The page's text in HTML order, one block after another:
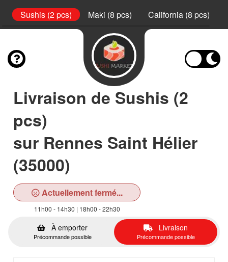
Sushis (2 pcs) Maki (8 pcs) California (8 pcs)
Livraison de Sushis (2
pcs)
sur Rennes Saint Hélier
(35000)
Actuellement fermé...
11h00 - 14h30 | 18h00 - 22h30
À emporter
Précommande possible
Livraison
Précommande possible